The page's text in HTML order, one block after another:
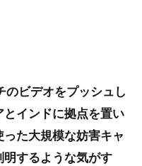
のビデオをプッシュし
インドに拠点を置い
た大規模な妨害キャ
するような気がす